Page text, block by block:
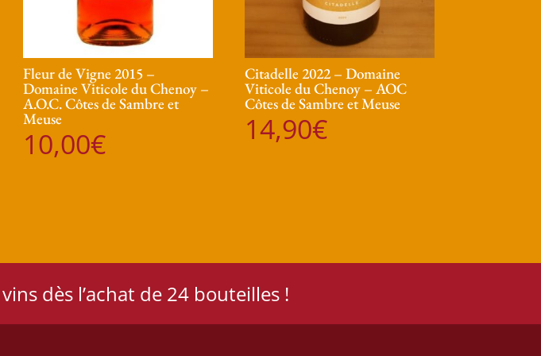
Fleur de Vigne 2015 –
Domaine Viticole du Chenoy –
A.O.C. Côtes de Sambre et
Meuse
10,00€
Citadelle 2022 – Domaine
Viticole du Chenoy – AOC
Côtes de Sambre et Meuse
14,90€
dès l’achat de 24 bouteilles !